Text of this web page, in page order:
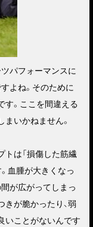
パフォーマンスに
よね。そのために
。ここを間違える
まいかねません。
トは「損傷した筋繊
血腫が大きくなっ
が広がってしまっ
きが脆かったり、弱
いことがないんです